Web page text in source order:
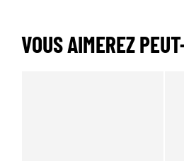
VOUS AIMEREZ